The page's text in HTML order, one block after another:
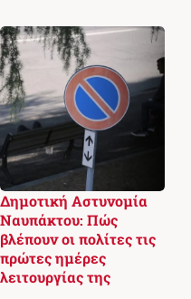
Δημοτική Αστυνομία
Ναυπάκτου: Πώς
βλέπουν οι πολίτες τις
πρώτες ημέρες
λειτουργίας της